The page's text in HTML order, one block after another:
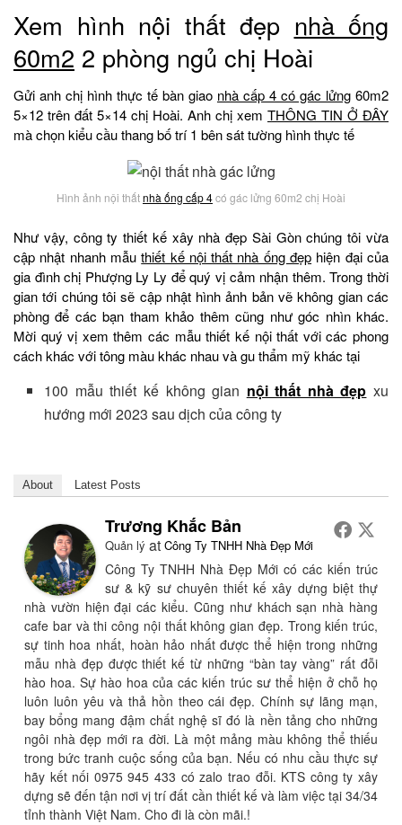
Xem hình nội thất đẹp nhà ống
60m2 2 phòng ngủ chị Hoài
Gửi anh chị hình thực tế bàn giao nhà cấp 4 có gác lửng 60m2
5×12 trên đất 5×14 chị Hoài. Anh chị xem THÔNG TIN Ở ĐÂY
mà chọn kiểu cầu thang bố trí 1 bên sát tường hình thực tế
Hình ảnh nội thấtnhà ống cấp 4có gác lửng 60m2 chị Hoài
Như vậy, công ty thiết kế xây nhà đẹp Sài Gòn chúng tôi vừa
cập nhật nhanh mẫuthiết kế nội thất nhà ống đẹp hiện đại của
gia đình chị Phượng Ly Ly để quý vị cảm nhận thêm. Trong thời
gian tới chúng tôi sẽ cập nhật hình ảnh bản vẽ không gian các
phòng để các bạn tham khảo thêm cũng như góc nhìn khác.
Mời quý vị xem thêm các mẫu thiết kế nội thất với các phong
cách khác với tông màu khác nhau và gu thẩm mỹ khác tại
100 mẫu thiết kế không gian nội thất nhà đẹp xu
hướng mới 2023 sau dịch của công ty
About Latest Posts
Trương Khắc Bản
Quản lý at Công Ty TNHH Nhà Đẹp Mới
Công Ty TNHH Nhà Đẹp Mới có các kiến trúc
sư & kỹ sư chuyên thiết kế xây dựng biệt thự
nhà vườn hiện đại các kiểu. Cũng như khách sạn nhà hàng
cafe bar và thi công nội thất không gian đẹp. Trong kiến trúc,
sự tinh hoa nhất, hoàn hảo nhất được thể hiện trong những
mẫu nhà đẹp được thiết kế từ những “bàn tay vàng” rất đỗi
hào hoa. Sự hào hoa của các kiến trúc sư thể hiện ở chỗ họ
luôn luôn yêu và thả hồn theo cái đẹp. Chính sự lãng mạn,
bay bổng mang đậm chất nghệ sĩ đó là nền tảng cho những
ngôi nhà đẹp mới ra đời. Là một mảng màu không thể thiếu
trong bức tranh cuộc sống của bạn. Nếu có nhu cầu thực sự
hãy kết nối 0975 945 433 có zalo trao đỗi. KTS công ty xây
dựng sẽ đến tận nơi vị trí đất cần thiết kế và làm việc tại 34/34
tỉnh thành Việt Nam. Cho đi là còn mãi.!